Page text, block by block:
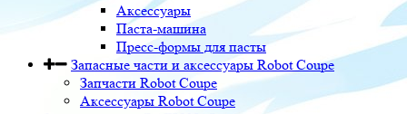
Аксессуары
Паста-машина
Пресс-формы для пасты
Запасные части и аксессуары Robot Coupe
Запчасти Robot Coupe
Аксессуары Robot Coupe